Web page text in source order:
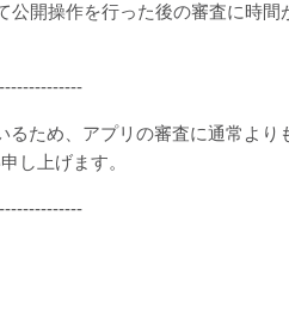
公開操作を行った後の審査に時
ため、アプリの審査に通常よ
し上げます。